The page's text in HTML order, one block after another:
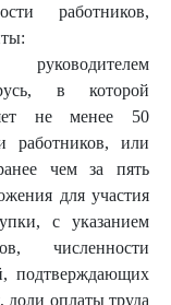
работников,
в которой
не менее 50
работников, или
чем за пять
для участия
с указанием
численности
подтверждающих
доли оплаты труда